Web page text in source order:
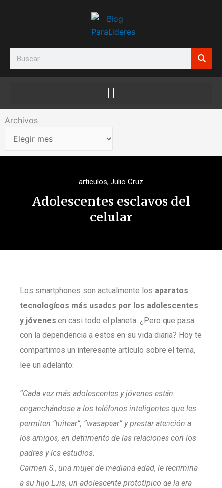
Search
Archivos
Archivos
articulos, Julio Cruz
Adolescentes esclavos del
celular
Los smartphones son actualmente los aparatos
tecnologícos más usados por los adolescentes
y jóvenes en casi todo el planeta. ¿Pero que pasa
con la dependencia a estos en su vida diaria? Hoy te
compartimos un interesante artículo sobre el tema,
lee un adelanto:
“Cada vez más adolescentes y jóvenes están
enganchándose a los teléfonos inteligentes que les
permiten “tuitear”, “wasapear” y prestar atención a
los amigos, en detrimento de las relaciones con los
padres y los estudios.
Carmen S., una mujer de mediana edad, le recrimina
a su hijo Luis, un adolescente prototípico de la era